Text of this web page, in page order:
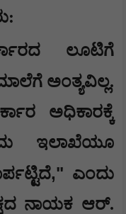
ಲೂಟಿಗೆ
ಅಂತ್ಯವಿಲ್ಲ.
ಅಧಿಕಾರಕ್ಕೆ
ಇಲಾಖೆಯೂ
," ಎಂದು
ನಾಯಕ ಆರ್.